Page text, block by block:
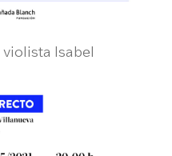
violista Isabel